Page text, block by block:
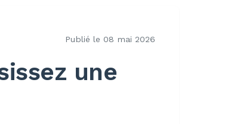
Publié le 08 mai 2026
une